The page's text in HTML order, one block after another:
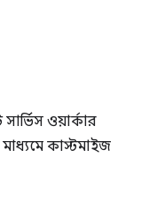
ওয়ার্কার
কাস্টমাইজ